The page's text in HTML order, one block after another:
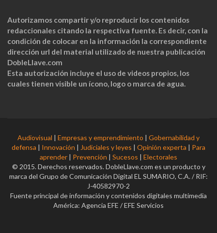
Autorizamos compartir y/o reproducir los contenidos
redaccionales citando la respectiva fuente. Es decir, con la
condición de colocar en la información la correspondiente
dirección url del material utilizado de nuestra publicación
DobleLlave.com
Esta autorización incluye el uso de videos propios, los
cuales tienen visible un ícono, logo o marca de agua.
Audiovisual | Empresas y emprendimiento | Gobernabilidad y
defensa | Innovación | Judiciales y leyes | Opinión experta | Para
aprender | Prevención | Sucesos | Electorales
© 2015. Derechos reservados. DobleLlave.com es un producto y
marca del Grupo de Comunicación Digital EL SUMARIO, C.A. / RIF:
J-40582970-2
Fuente principal de información y contenidos digitales multimedia
América: Agencia EFE / EFE Servicios